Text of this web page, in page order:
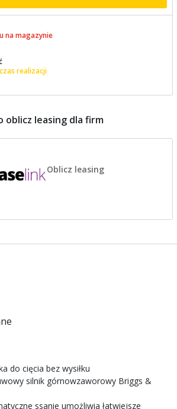
na magazynie
realizacji
oblicz leasing dla firm
Oblicz leasing
do cięcia bez wysiłku
silnik górnowzaworowy Briggs &
ssanie umożliwia łatwiejsze